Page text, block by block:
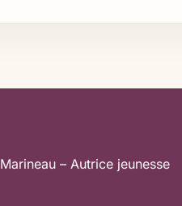
– Autrice jeunesse